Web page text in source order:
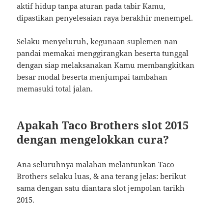
aktif hidup tanpa aturan pada tabir Kamu,
dipastikan penyelesaian raya berakhir menempel.
Selaku menyeluruh, kegunaan suplemen nan
pandai memakai menggirangkan beserta tunggal
dengan siap melaksanakan Kamu membangkitkan
besar modal beserta menjumpai tambahan
memasuki total jalan.
Apakah Taco Brothers slot 2015
dengan mengelokkan cura?
Ana seluruhnya malahan melantunkan Taco
Brothers selaku luas, & ana terang jelas: berikut
sama dengan satu diantara slot jempolan tarikh
2015.